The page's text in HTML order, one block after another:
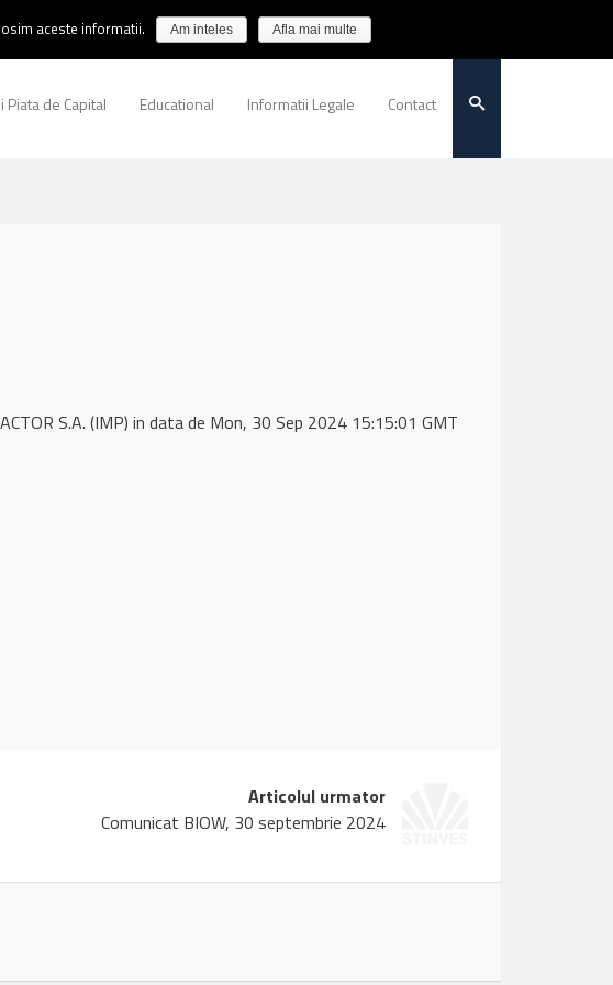
Piata de Capital Educational Informatii Legale Contact
S.A. (IMP) in data de Mon, 30 Sep 2024 15:15:01 GMT
Articolul urmator
Comunicat BIOW, 30 septembrie 2024
aceste informatii. Am inteles Afla mai multe